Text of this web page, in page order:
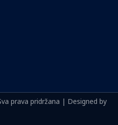
prava pridržana | Designed by